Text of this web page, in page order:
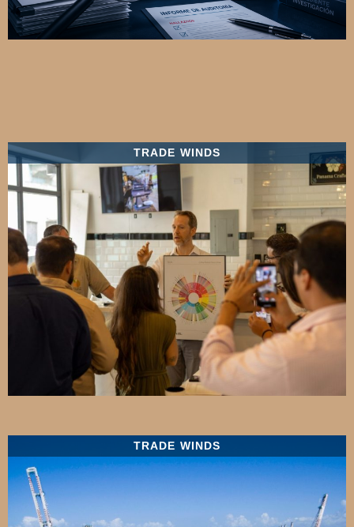
TRADE WINDS
TRADE WINDS